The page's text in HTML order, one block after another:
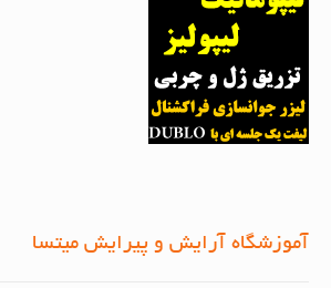
آموزشگاه آرایش و پیرایش میتسا